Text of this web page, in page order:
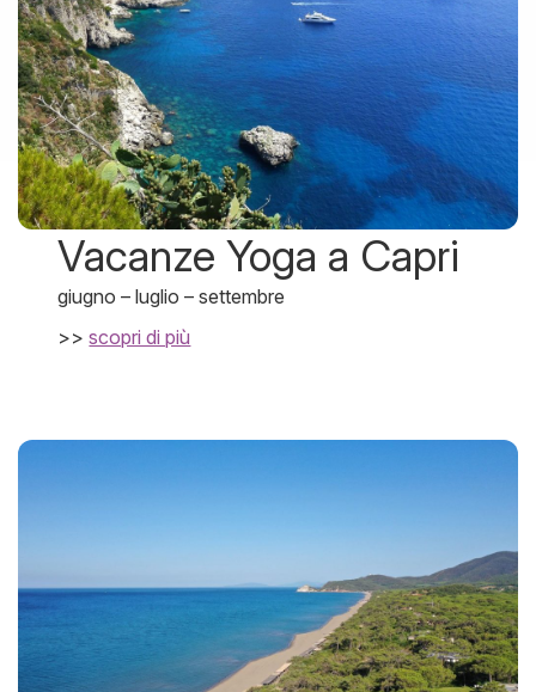
Vacanze Yoga a Capri
giugno – luglio – settembre
>>scopri di più